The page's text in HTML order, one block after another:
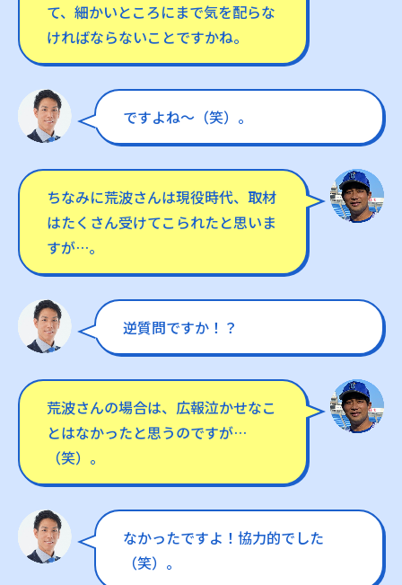
て、細かいところにまで気を配らな
ければならないことですかね。
ですよね〜（笑）。
ちなみに荒波さんは現役時代、取材
はたくさん受けてこられたと思いま
すが…。
逆質問ですか！？
荒波さんの場合は、広報泣かせなこ
とはなかったと思うのですが…
（笑）。
なかったですよ！協力的でした
（笑）。